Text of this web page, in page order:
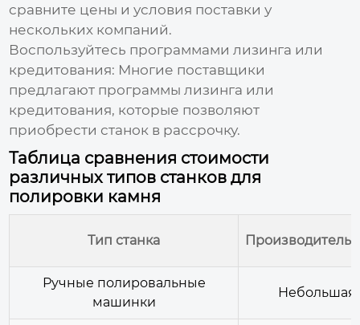
сравните цены и условия поставки у
нескольких компаний.
Воспользуйтесь программами лизинга или
кредитования: Многие поставщики
предлагают программы лизинга или
кредитования, которые позволяют
приобрести станок в рассрочку.
Таблица сравнения стоимости
различных типов станков для
полировки камня
Тип станка
Ручные полировальные
машинки
Небольшая